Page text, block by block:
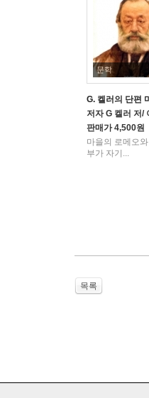
문학
G. 켈러의 단편
저자G 켈러 저/
판매가4,500원
마을의 로메오와 율리아
부가 자기...
목록